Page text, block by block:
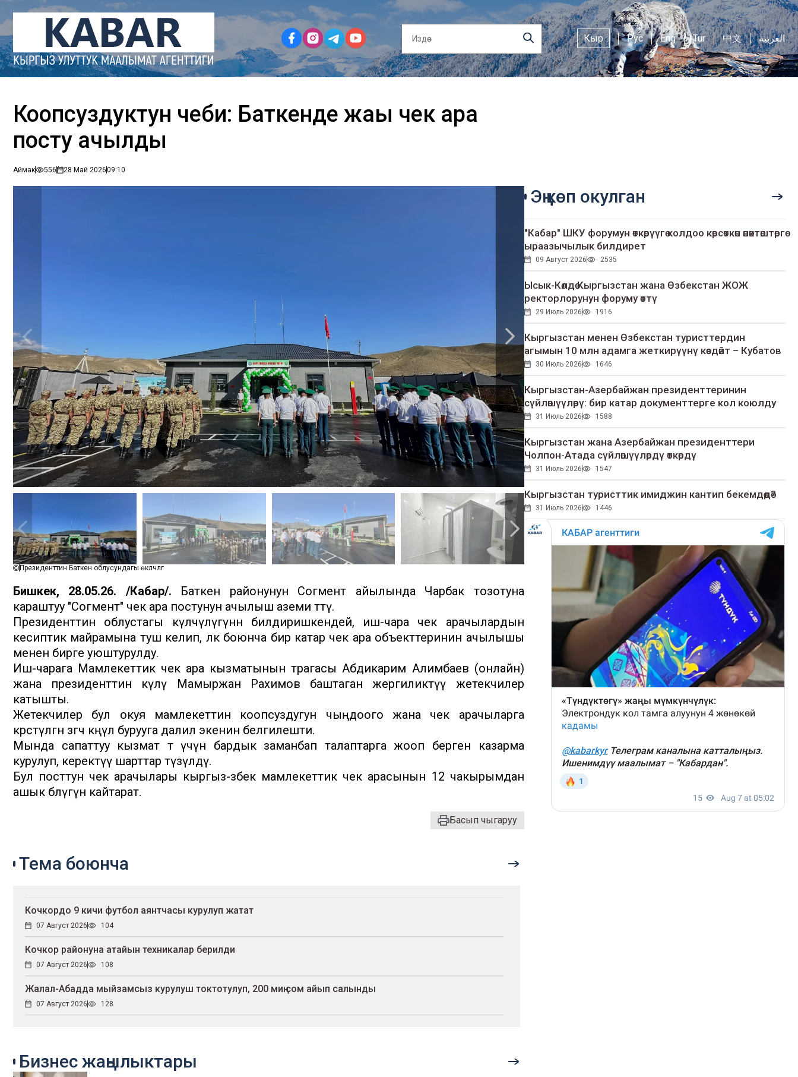
Кыр Рус Eng Tur 中文 العربية
Коопсуздуктун чеби: Баткенде жаңы чек ара
посту ачылды
Аймак 556 28 Май 202609:10
Президенттин Баткен облусундагы өкүлчүлүгү
Бишкек, 28.05.26. /Кабар/. Баткен районунун Согмент айылында Чарбак тозотуна
караштуу "Согмент" чек ара постунун ачылыш аземи өттү.
Президенттин облустагы өкүлчүлүгүнөн билдиришкендей, иш-чара чек арачылардын
кесиптик майрамына туш келип, өлкө боюнча бир катар чек ара объекттеринин ачылышы
менен бирге уюштурулду.
Иш-чарага Мамлекеттик чек ара кызматынын төрагасы Абдикарим Алимбаев (онлайн)
жана президенттин өкүлү Мамыржан Рахимов баштаган жергиликтүү жетекчилер
катышты.
Жетекчилер бул окуя мамлекеттин коопсуздугун чыңдоого жана чек арачыларга
көрсөтүлгөн өзгөчө көңүл бурууга далил экенин белгилешти.
Мында сапаттуу кызмат өтөө үчүн бардык заманбап талаптарга жооп берген казарма
курулуп, керектүү шарттар түзүлдү.
Бул посттун чек арачылары кыргыз-өзбек мамлекеттик чек арасынын 12 чакырымдан
ашык бөлүгүн кайтарат.
Басып чыгаруу
Эң көп окулган
"Кабар" ШКУ форумун өткөрүүгө колдоо көрсөткөн өнөктөштөргө
ыраазычылык билдирет
09 Август 2026 2535
Ысык-Көлдө Кыргызстан жана Өзбекстан ЖОЖ
ректорлорунун форуму өттү
29 Июль 2026 1916
Кыргызстан менен Өзбекстан туристтердин
агымын 10 млн адамга жеткирүүнү көздөйт – Кубатов
30 Июль 2026 1646
Кыргызстан-Азербайжан президенттеринин
сүйлөшүүлөрү: бир катар документтерге кол коюлду
31 Июль 2026 1588
Кыргызстан жана Азербайжан президенттери
Чолпон-Атада сүйлөшүүлөрдү өткөрдү
31 Июль 2026 1547
Кыргызстан туристтик имиджин кантип бекемдөөдө?
31 Июль 2026 1446
Тема боюнча
Кочкордо 9 кичи футбол аянтчасы курулуп жатат
07 Август 2026 104
Кочкор районуна атайын техникалар берилди
07 Август 2026 108
Жалал-Абадда мыйзамсыз курулуш токтотулуп, 200 миң сом айып салынды
07 Август 2026 128
Бизнес жаңылыктары